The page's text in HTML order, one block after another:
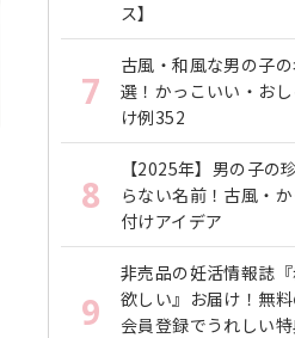
ス】
7
古風・和風な男の子
選！かっこいい・お
け例352
8
【2025年】男の子の
らない名前！古風・
付けアイデア
9
非売品の妊活情報誌
欲しい』お届け！無
会員登録でうれしい